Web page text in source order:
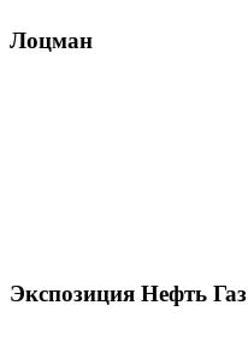
Лоцман
Экспозиция Нефть Газ